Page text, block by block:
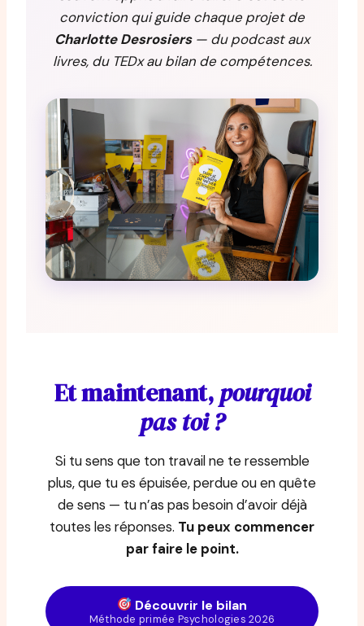
conviction qui guide chaque projet de
Charlotte Desrosiers— du podcast aux
livres, du TEDx au bilan de compétences.
Et maintenant,pourquoi
pas toi ?
Si tu sens que ton travail ne te ressemble
plus, que tu es épuisée, perdue ou en quête
de sens — tu n’as pas besoin d’avoir déjà
toutes les réponses. Tu peux commencer
par faire le point.
Découvrir le bilan
Méthode primée Psychologies 2026